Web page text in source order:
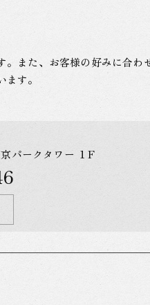
また、お客様の好みに合
す。
パークタワー １F